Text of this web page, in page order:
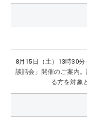
8月15日（土）13時30
談話会」開催のご案内
る方を対象